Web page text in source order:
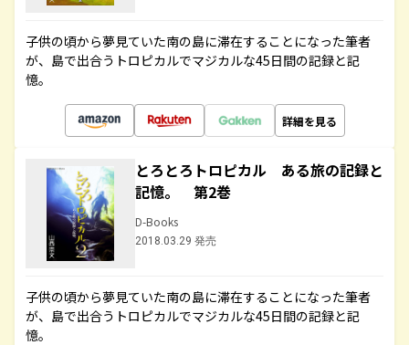
子供の頃から夢見ていた南の島に滞在することになった筆者
が、島で出合うトロピカルでマジカルな45日間の記録と記
憶。
詳細を見る
とろとろトロピカル ある旅の記録と
記憶。 第2巻
D-Books
2018.03.29 発売
子供の頃から夢見ていた南の島に滞在することになった筆者
が、島で出合うトロピカルでマジカルな45日間の記録と記
憶。